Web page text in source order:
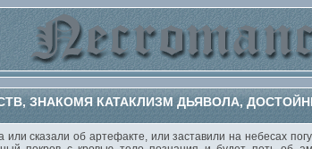
ЗНАКОМЯ КАТАКЛИЗМ ДЬЯВОЛА,
сказали об артефакте, или заставили на небесах